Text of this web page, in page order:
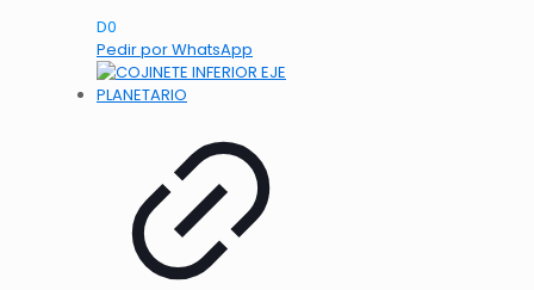
D0
Pedir por WhatsApp